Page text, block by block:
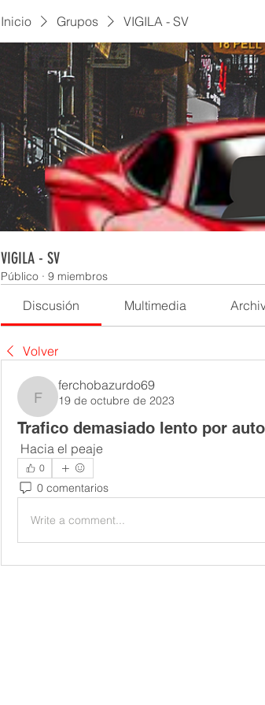
Inicio Grupos VIGILA - SV
VIGILA - SV
Público · 9 miembros
Discusión Multimedia
Volver
ferchobazurdo69
ferchobazurdo69
19 de octubre de 2023
Trafico demasiado lento por
Hacia el peaje
0
0 comentarios
Write a comment...